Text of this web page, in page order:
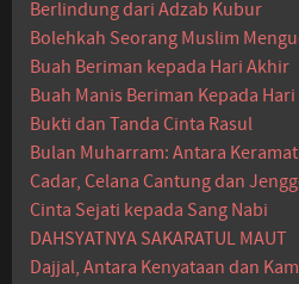
Berlindung dari Adzab Kubur
Bolehkah Seorang Muslim
Buah Beriman kepada Hari Akhir
Buah Manis Beriman Kepada
Bukti dan Tanda Cinta Rasul
Bulan Muharram: Antara
Cadar, Celana Cantung dan
Cinta Sejati kepada Sang Nabi
DAHSYATNYA SAKARATUL MAUT
Dajjal, Antara Kenyataan dan